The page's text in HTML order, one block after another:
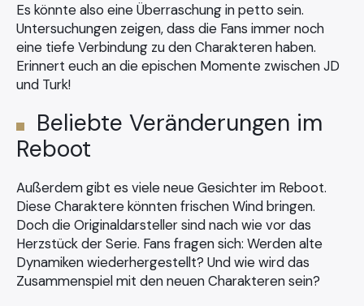
Es könnte also eine Überraschung in petto sein.
Untersuchungen zeigen, dass die Fans immer noch
eine tiefe Verbindung zu den Charakteren haben.
Erinnert euch an die epischen Momente zwischen JD
und Turk!
Beliebte Veränderungen im
Reboot
Außerdem gibt es viele neue Gesichter im Reboot.
Diese Charaktere könnten frischen Wind bringen.
Doch die Originaldarsteller sind nach wie vor das
Herzstück der Serie. Fans fragen sich: Werden alte
Dynamiken wiederhergestellt? Und wie wird das
Zusammenspiel mit den neuen Charakteren sein?
×